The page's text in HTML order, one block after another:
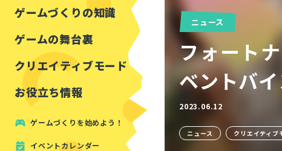
ゲームづくりの知識
ゲームの舞台裏
クリエイティブモード
お役立ち情報
ツール紹介
周辺機器・ハードウェア
ゲームづくりを始めよう！
イベントカレンダー
ニュース
フォート
ベントバ
2023.06.12
ニュース クリエイティブ